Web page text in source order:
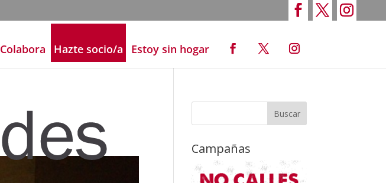
Colabora Hazte socio/a Estoy sin hogar
Campañas